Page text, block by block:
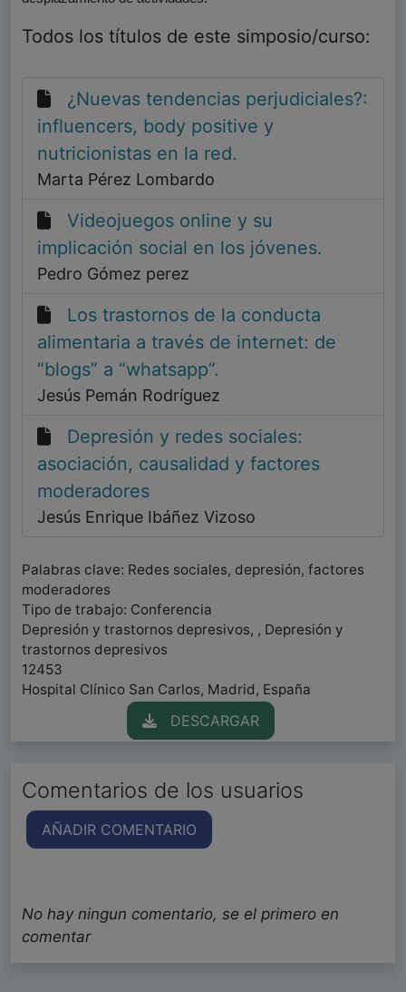
Todos los títulos de este simposio/curso:
¿Nuevas tendencias perjudiciales?:
influencers, body positive y
nutricionistas en la red.
Marta Pérez Lombardo
Videojuegos online y su
implicación social en los jóvenes.
Pedro Gómez perez
Los trastornos de la conducta
alimentaria a través de internet: de
“blogs” a “whatsapp”.
Jesús Pemán Rodríguez
Depresión y redes sociales:
asociación, causalidad y factores
moderadores
Jesús Enrique Ibáñez Vizoso
Palabras clave: Redes sociales, depresión, factores
moderadores
Tipo de trabajo: Conferencia
Depresión y trastornos depresivos, , Depresión y
trastornos depresivos
12453
Hospital Clínico San Carlos, Madrid, España
DESCARGAR
Comentarios de los usuarios
AÑADIR COMENTARIO
No hay ningun comentario, se el primero en
comentar